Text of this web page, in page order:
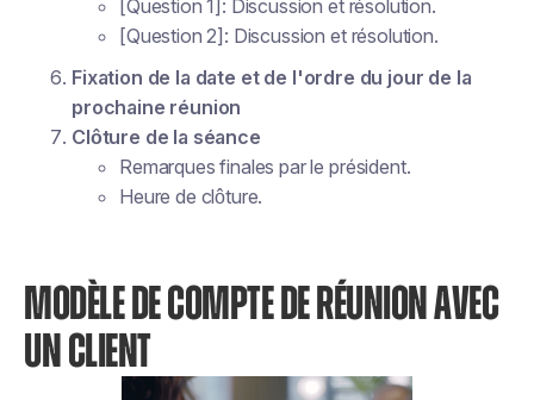
[Question 1]: Discussion et résolution.
[Question 2]: Discussion et résolution.
Fixation de la date et de l'ordre du jour de la
prochaine réunion
Clôture de la séance
Remarques finales par le président.
Heure de clôture.
MODÈLE DE COMPTE DE RÉUNION AVEC
UN CLIENT